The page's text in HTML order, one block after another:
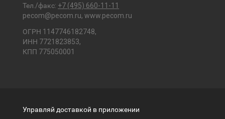
Тел./факс: +7 (495) 660-11-11
pecom@pecom.ru, www.pecom.ru
ОГРН 1147746182748,
ИНН 7721823853,
КПП 775050001
Управляй доставкой в приложении